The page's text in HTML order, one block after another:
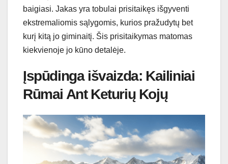
baigiasi. Jakas yra tobulai prisitaikęs išgyventi
ekstremaliomis sąlygomis, kurios pražudytų bet
kurį kitą jo giminaitį. Šis prisitaikymas matomas
kiekvienoje jo kūno detalėje.
Įspūdinga išvaizda: Kailiniai
Rūmai Ant Keturių Kojų